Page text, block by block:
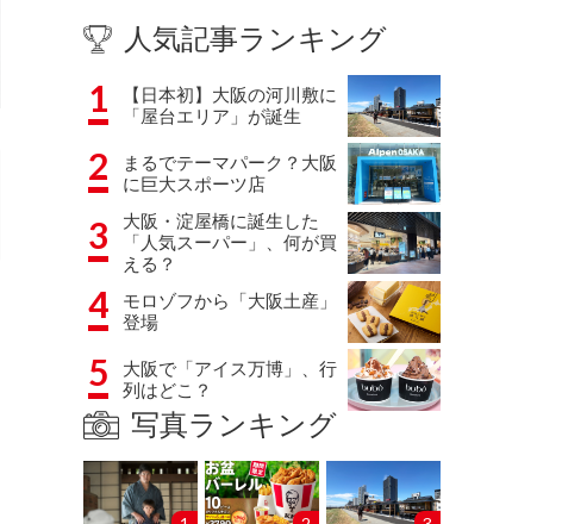
人気記事ランキング
1
【日本初】大阪の河川敷に
「屋台エリア」が誕生
2
まるでテーマパーク？大阪
に巨大スポーツ店
3
大阪・淀屋橋に誕生した
「人気スーパー」、何が買
える？
4
モロゾフから「大阪土産」
登場
5
大阪で「アイス万博」、行
列はどこ？
写真ランキング